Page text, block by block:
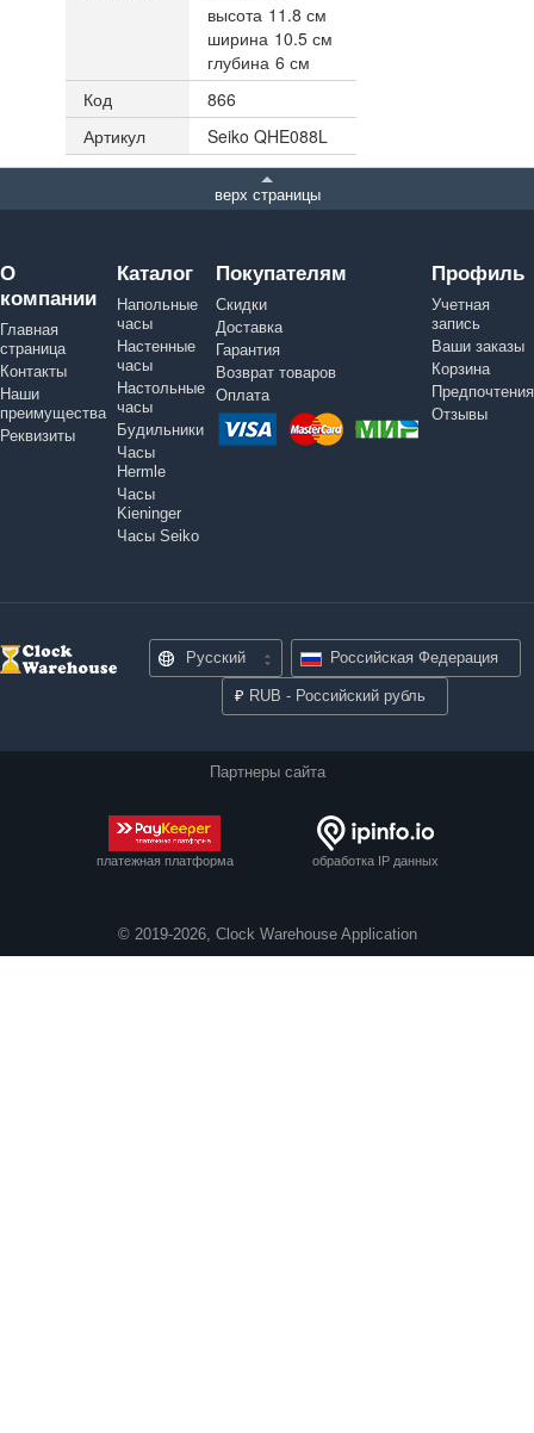
высота 11.8 см
ширина 10.5 см
глубина 6 см
Код
866
Артикул
Seiko QHE088L
верх страницы
О
компании
Главная
страница
Контакты
Наши
преимущества
Реквизиты
Каталог
Напольные
часы
Настенные
часы
Настольные
часы
Будильники
Часы
Hermle
Часы
Kieninger
Часы Seiko
Покупателям
Скидки
Доставка
Гарантия
Возврат товаров
Оплата
Профиль
Учетная
запись
Ваши заказы
Корзина
Предпочтения
Отзывы
Русский Российская Федерация
₽ RUB - Российский рубль
Партнеры сайта
платежная платформа обработка IP данных
© 2019-2026, Clock Warehouse Application